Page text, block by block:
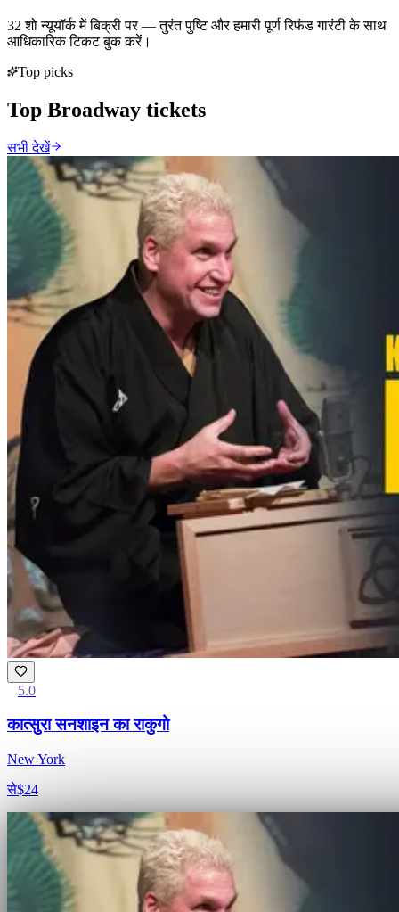
32 शो न्यूयॉर्क में बिक्री पर — तुरंत पुष्टि और हमारी पूर्ण रिफंड गारंटी के साथ
आधिकारिक टिकट बुक करें।
Top picks
Top Broadway tickets
सभी देखें
5.0
कात्सुरा सनशाइन का राकुगो
New York
से$24